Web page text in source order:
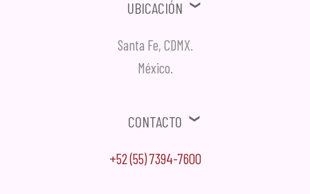
Ubicación
Santa Fe, CDMX.
México.
Contacto
+52 (55) 7394-7600